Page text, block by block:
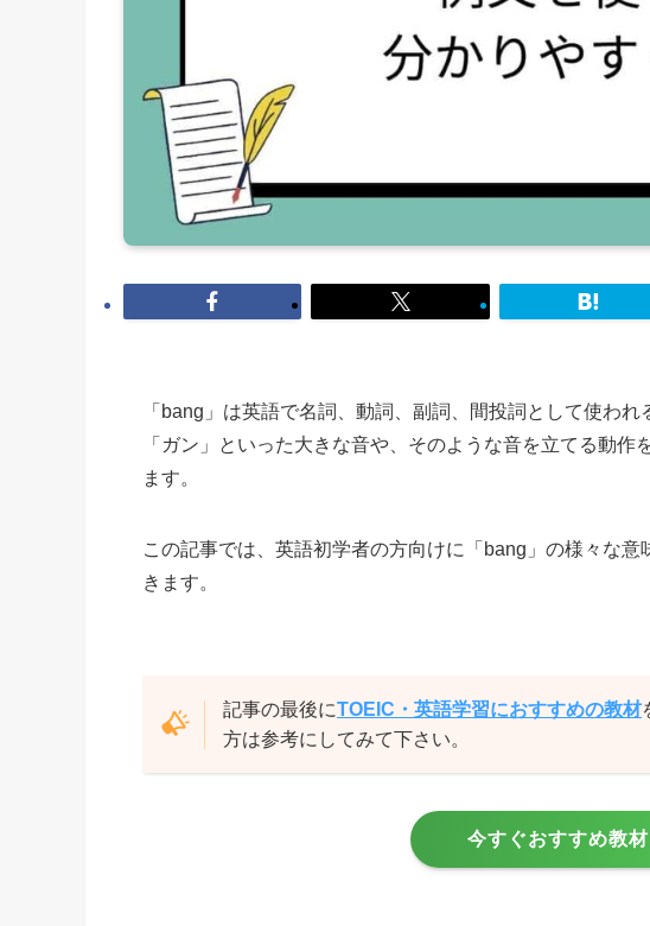
「bang」は英語で名詞、動詞、副詞、間投詞として使わ
「ガン」といった大きな音や、そのような音を立てる動
ます。
この記事では、英語初学者の方向けに「bang」の様々な
きます。
記事の最後にTOEIC・英語学習におすすめの教材
方は参考にしてみて下さい。
今すぐおすすめ教